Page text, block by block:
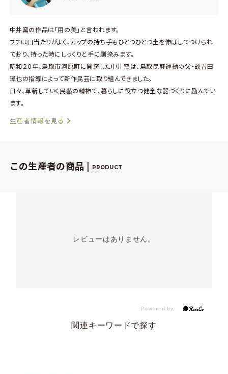
中井窯の作品は「用の美」と言われます。
フチは口当たりがよく、カップの持ち手もひとつひとつ土を伸ばしてつけられ
ており、持った時にしっくりと手に馴染みます。
昭和２０年、鳥取市河原町に開窯した中井窯は、鳥取民藝運動の父・故吉田
璋也の指導によって新作民芸に取り組んできました。
日々、革新していく民藝の精神で、暮らしに役立つ健全な器づくりに励んでい
ます。
生産者情報を見る
この生産者の商品 | PRODUCT
レビューはありません。
関連キーワードで探す